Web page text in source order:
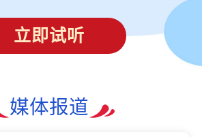
立即试听
媒体报道